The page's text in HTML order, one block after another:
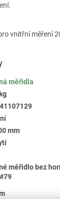
vnitřní měření
měřidla
mm
měřidlo bez